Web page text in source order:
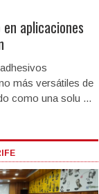
aplicaciones
más versátiles de
como una solu ...